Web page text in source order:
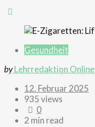
Gesundheit
byLehrredaktion Online
12. Februar 2025
935 views
0
2 min read